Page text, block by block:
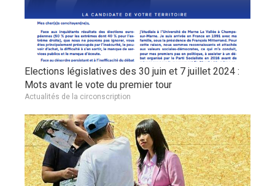
Elections législatives des 30 juin et 7 juillet 2024 :
Mots avant le vote du premier tour
Actualités de la circonscription